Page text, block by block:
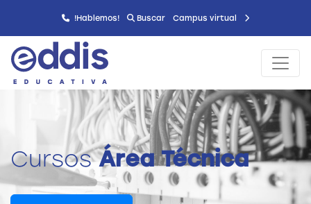
!Hablemos! Buscar Campus virtual
CursosÁrea Técnica